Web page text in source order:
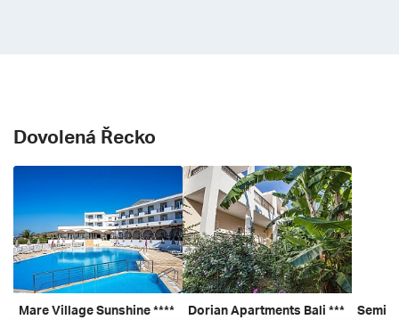
Dovolená Řecko
Mare Village Sunshine **** Dorian Apartments Bali ***